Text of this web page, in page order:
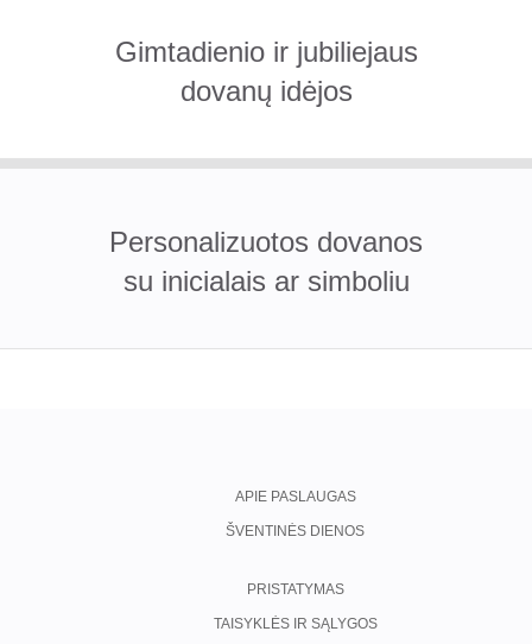
Gimtadienio ir jubiliejaus
dovanų idėjos
Personalizuotos dovanos
su inicialais ar simboliu
APIE PASLAUGAS
ŠVENTINĖS DIENOS
PRISTATYMAS
TAISYKLĖS IR SĄLYGOS